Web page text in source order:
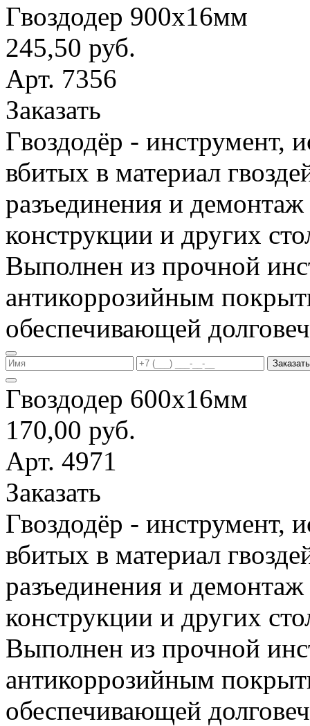
Гвоздодер 900х16мм
245,50 руб.
Арт. 7356
Заказать
Гвоздодёр - инструмент,
вбитых в материал
разъединения и
конструкции и других
Выполнен из прочной
антикоррозийным
обеспечивающей
Заказать
Гвоздодер 600х16мм
170,00 руб.
Арт. 4971
Заказать
Гвоздодёр - инструмент,
вбитых в материал
разъединения и
конструкции и других
Выполнен из прочной
антикоррозийным
обеспечивающей